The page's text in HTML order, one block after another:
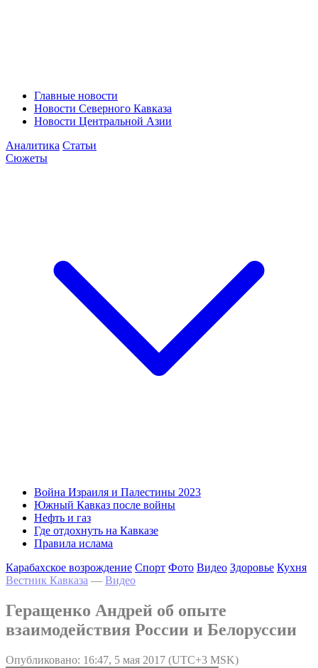
Главные новости
Новости Северного Кавказа
Новости Центральной Азии
Аналитика Статьи
Сюжеты
Война Израиля и Палестины 2023
Южный Кавказ после войны
Нефть и газ
Где отдохнуть на Кавказе
Правила ислама
Карабахское возрождение Спорт Фото Видео Здоровье Кухня
Вестник Кавказа — Видео
Геращенко Андрей об опыте
взаимодействия России и Белоруссии
Опубликовано: 16:47, 5 мая 2017 (UTC+3 MSK)